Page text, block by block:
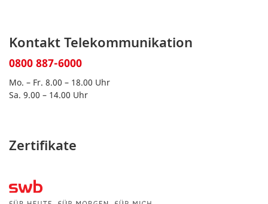
Kontakt Telekommunikation
0800 887-6000
Mo. – Fr. 8.00 – 18.00 Uhr
Sa. 9.00 – 14.00 Uhr
Zertifikate